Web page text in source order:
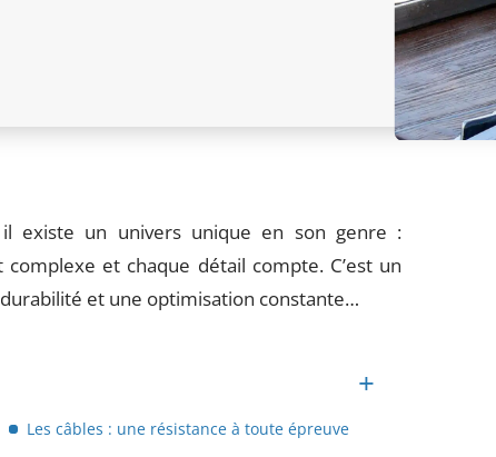
existe un univers unique en son genre :
et chaque détail compte. C’est un
et une optimisation constante…
Les câbles : une résistance à toute épreuve